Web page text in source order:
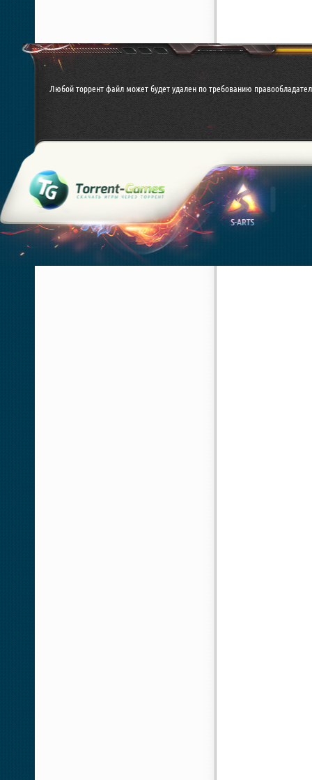
Любой торрент файл может будет удален по требованию